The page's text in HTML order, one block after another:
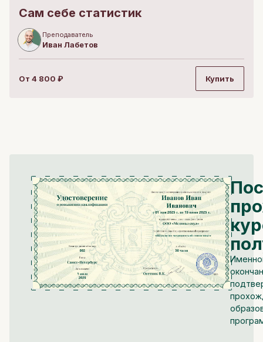
Сам себе статистик
Преподаватель
Иван Лабетов
От 4 800 ₽ Купить